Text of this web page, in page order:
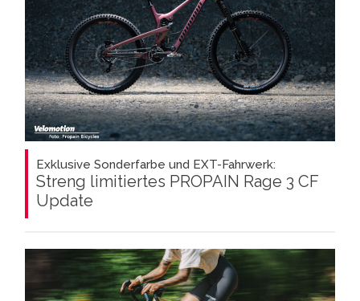
Exklusive Sonderfarbe und EXT-Fahrwerk:
Streng limitiertes PROPAIN Rage 3 CF
Update